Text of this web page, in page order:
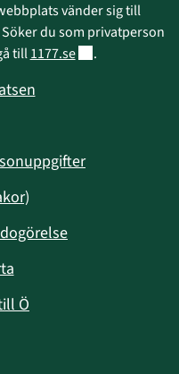
vänder sig till
du som privatperson
till 1177.seLänk till annan
.
Ö